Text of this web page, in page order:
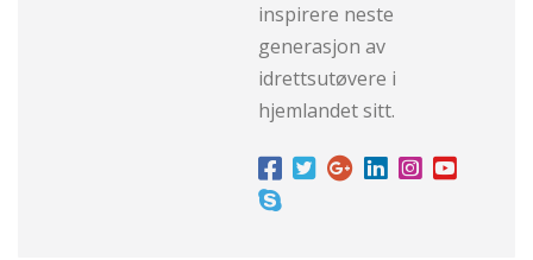
inspirere neste
generasjon av
idrettsutøvere i
hjemlandet sitt.